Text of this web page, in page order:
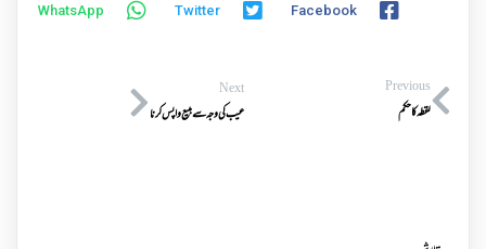
Facebook
Twitter
WhatsApp
Previous
لقطہ کا حکم
Next
عیب کی وجہ سے مبیع واپس کرنا